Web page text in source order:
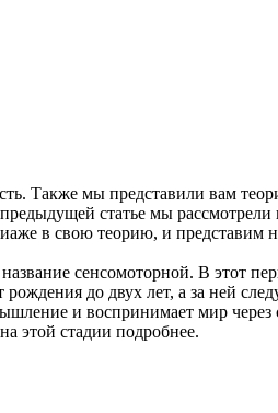
Также мы представили вам
статье мы
в свою теорию, и представим
сенсомоторной. В этот
до двух лет, а за ней
и воспринимает мир
этой стадии подробнее.